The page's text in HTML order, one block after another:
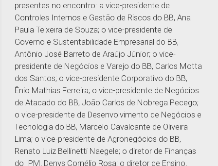
presentes no encontro: a vice-presidente de
Controles Internos e Gestão de Riscos do BB, Ana
Paula Teixeira de Souza; o vice-presidente de
Governo e Sustentabilidade Empresarial do BB,
Antônio José Barreto de Araújo Júnior; o vice-
presidente de Negócios e Varejo do BB, Carlos Motta
dos Santos; o vice-presidente Corporativo do BB,
Ênio Mathias Ferreira; o vice-presidente de Negócios
de Atacado do BB, João Carlos de Nobrega Pecego;
o vice-presidente de Desenvolvimento de Negócios e
Tecnologia do BB, Marcelo Cavalcante de Oliveira
Lima; o vice-presidente de Agronegócios do BB,
Renato Luiz Bellinetti Naegele; o diretor de Finanças
do IPM, Denys Cornélio Rosa; o diretor de Ensino,